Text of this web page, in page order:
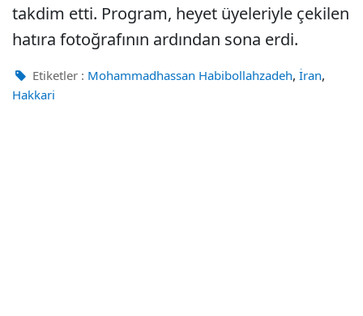
takdim etti. Program, heyet üyeleriyle çekilen
hatıra fotoğrafının ardından sona erdi.
Etiketler : Mohammadhassan Habibollahzadeh, İran,
Hakkari